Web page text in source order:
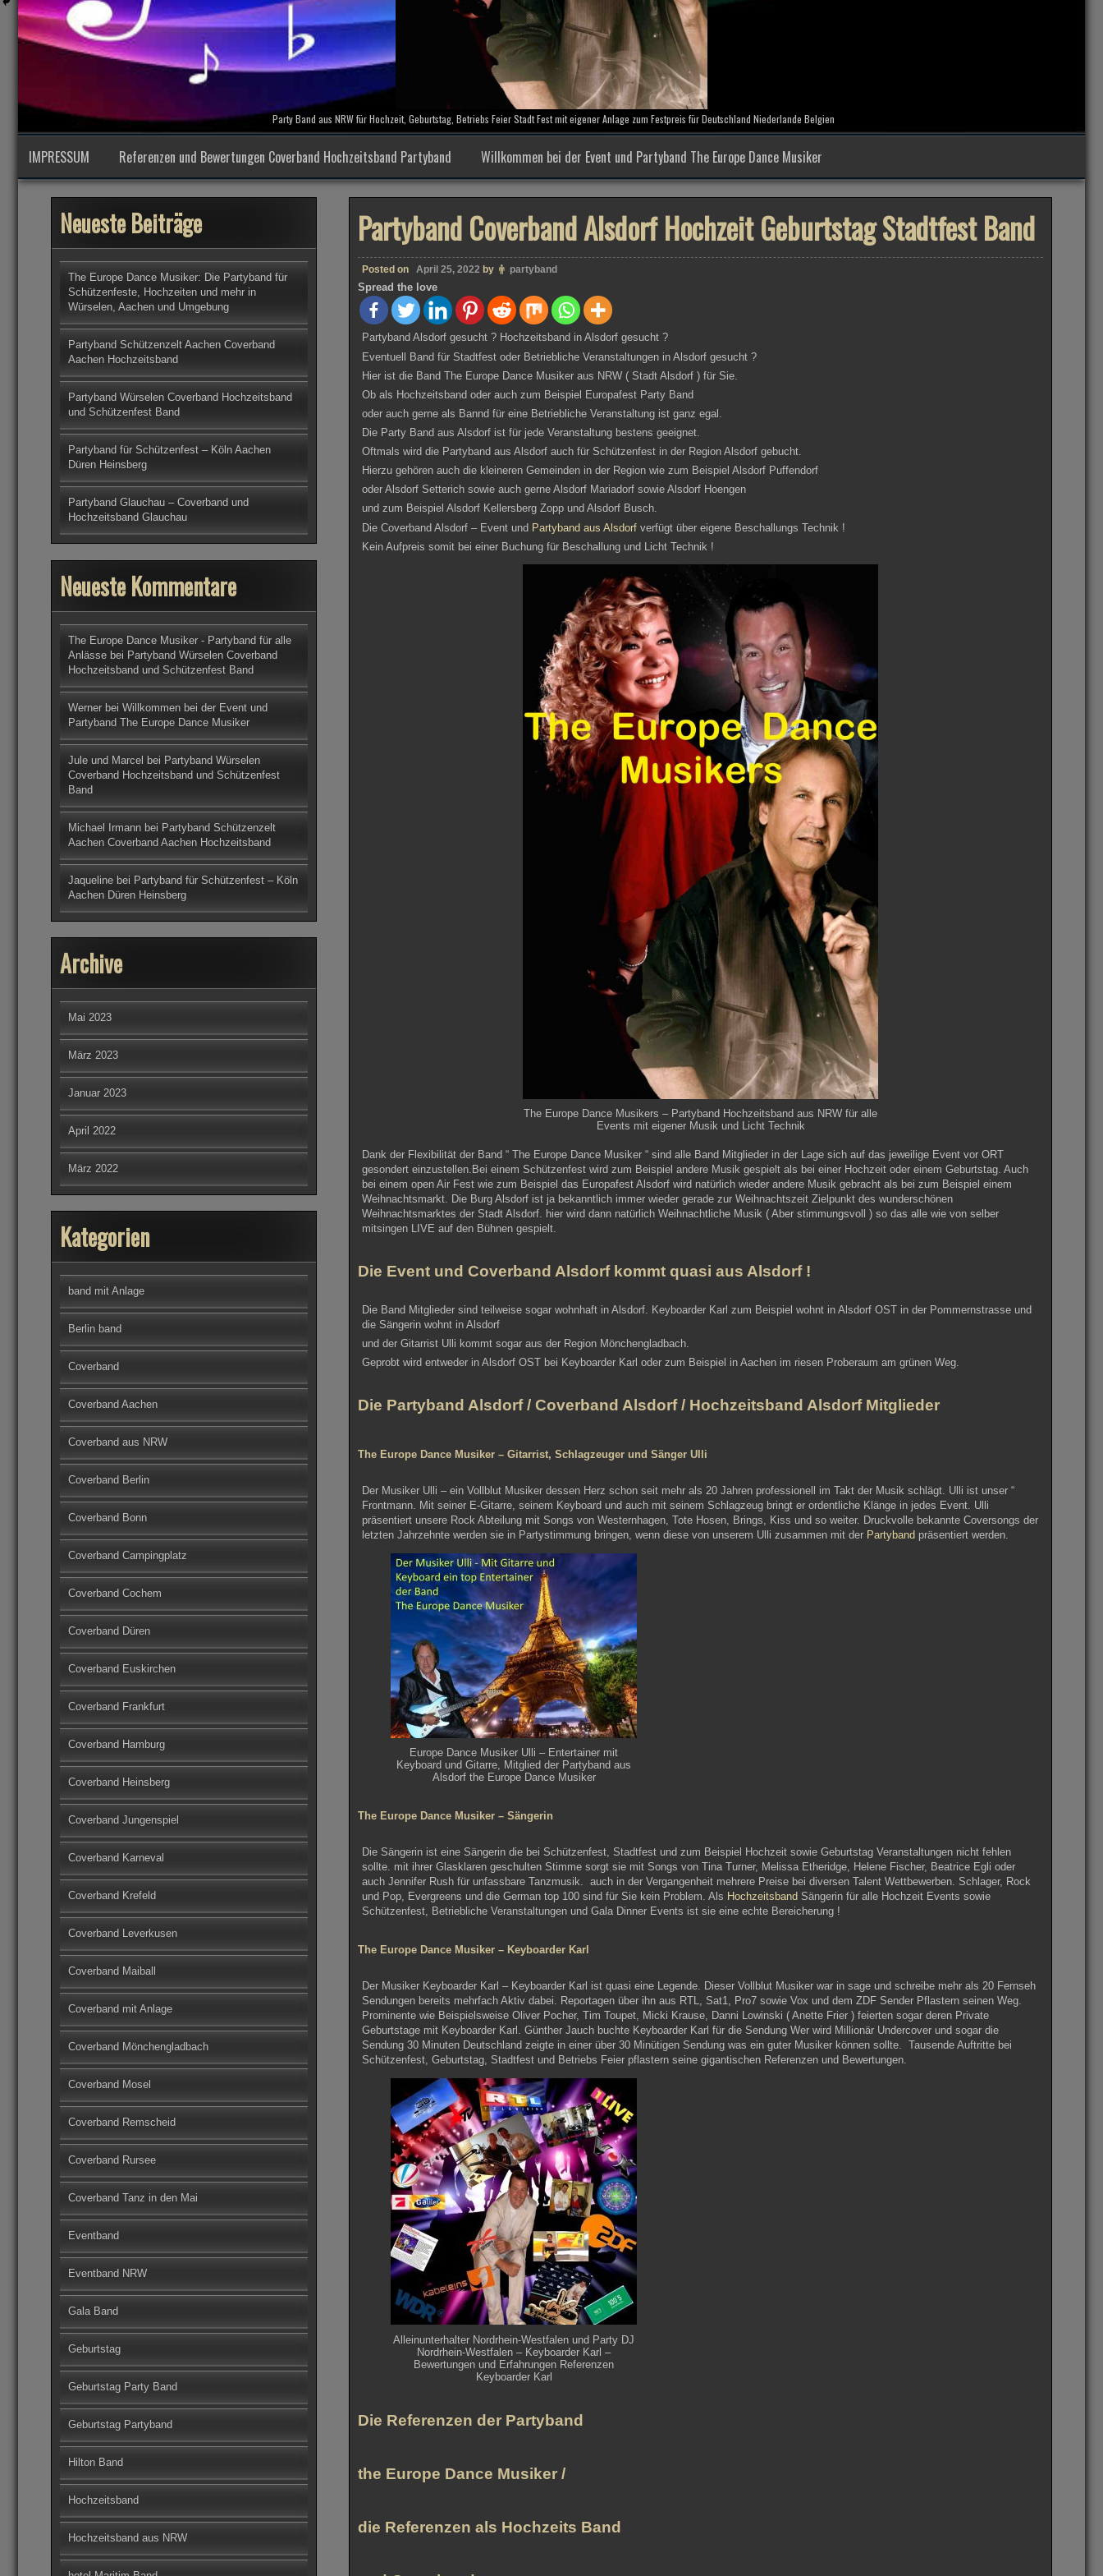
Party Band aus NRW für Hochzeit, Geburtstag, Betriebs Feier Stadt Fest mit eigener Anlage zum Festpreis für Deutschland Niederlande Belgien
IMPRESSUM Referenzen und Bewertungen Coverband Hochzeitsband Partyband Willkommen bei der Event und Partyband The Europe Dance Musiker
Partyband Coverband Alsdorf Hochzeit Geburtstag Stadtfest Band
Posted on April 25, 2022 by partyband
Spread the love
Partyband Alsdorf gesucht ? Hochzeitsband in Alsdorf gesucht ?
Eventuell Band für Stadtfest oder Betriebliche Veranstaltungen in Alsdorf gesucht ?
Hier ist die Band The Europe Dance Musiker aus NRW ( Stadt Alsdorf ) für Sie.
Ob als Hochzeitsband oder auch zum Beispiel Europafest Party Band
oder auch gerne als Bannd für eine Betriebliche Veranstaltung ist ganz egal.
Die Party Band aus Alsdorf ist für jede Veranstaltung bestens geeignet.
Oftmals wird die Partyband aus Alsdorf auch für Schützenfest in der Region Alsdorf gebucht.
Hierzu gehören auch die kleineren Gemeinden in der Region wie zum Beispiel Alsdorf Puffendorf
oder Alsdorf Setterich sowie auch gerne Alsdorf Mariadorf sowie Alsdorf Hoengen
und zum Beispiel Alsdorf Kellersberg Zopp und Alsdorf Busch.
Die Coverband Alsdorf – Event und Partyband aus Alsdorf verfügt über eigene Beschallungs Technik !
Kein Aufpreis somit bei einer Buchung für Beschallung und Licht Technik !
The Europe Dance Musikers – Partyband Hochzeitsband aus NRW für alle
Events mit eigener Musik und Licht Technik
Dank der Flexibilität der Band “ The Europe Dance Musiker “ sind alle Band Mitglieder in der Lage sich auf das jeweilige Event vor ORT
gesondert einzustellen.Bei einem Schützenfest wird zum Beispiel andere Musik gespielt als bei einer Hochzeit oder einem Geburtstag. Auch
bei einem open Air Fest wie zum Beispiel das Europafest Alsdorf wird natürlich wieder andere Musik gebracht als bei zum Beispiel einem
Weihnachtsmarkt. Die Burg Alsdorf ist ja bekanntlich immer wieder gerade zur Weihnachtszeit Zielpunkt des wunderschönen
Weihnachtsmarktes der Stadt Alsdorf. hier wird dann natürlich Weihnachtliche Musik ( Aber stimmungsvoll ) so das alle wie von selber
mitsingen LIVE auf den Bühnen gespielt.
Die Event und Coverband Alsdorf kommt quasi aus Alsdorf !
Die Band Mitglieder sind teilweise sogar wohnhaft in Alsdorf. Keyboarder Karl zum Beispiel wohnt in Alsdorf OST in der Pommernstrasse und
die Sängerin wohnt in Alsdorf
und der Gitarrist Ulli kommt sogar aus der Region Mönchengladbach.
Geprobt wird entweder in Alsdorf OST bei Keyboarder Karl oder zum Beispiel in Aachen im riesen Proberaum am grünen Weg.
Die Partyband Alsdorf / Coverband Alsdorf / Hochzeitsband Alsdorf Mitglieder
The Europe Dance Musiker – Gitarrist, Schlagzeuger und Sänger Ulli
Der Musiker Ulli – ein Vollblut Musiker dessen Herz schon seit mehr als 20 Jahren professionell im Takt der Musik schlägt. Ulli ist unser “
Frontmann. Mit seiner E-Gitarre, seinem Keyboard und auch mit seinem Schlagzeug bringt er ordentliche Klänge in jedes Event. Ulli
präsentiert unsere Rock Abteilung mit Songs von Westernhagen, Tote Hosen, Brings, Kiss und so weiter. Druckvolle bekannte Coversongs der
letzten Jahrzehnte werden sie in Partystimmung bringen, wenn diese von unserem Ulli zusammen mit der Partyband präsentiert werden.
Europe Dance Musiker Ulli – Entertainer mit
Keyboard und Gitarre, Mitglied der Partyband aus
Alsdorf the Europe Dance Musiker
The Europe Dance Musiker – Sängerin
Die Sängerin ist eine Sängerin die bei Schützenfest, Stadtfest und zum Beispiel Hochzeit sowie Geburtstag Veranstaltungen nicht fehlen
sollte. mit ihrer Glasklaren geschulten Stimme sorgt sie mit Songs von Tina Turner, Melissa Etheridge, Helene Fischer, Beatrice Egli oder
auch Jennifer Rush für unfassbare Tanzmusik. auch in der Vergangenheit mehrere Preise bei diversen Talent Wettbewerben. Schlager, Rock
und Pop, Evergreens und die German top 100 sind für Sie kein Problem. Als Hochzeitsband Sängerin für alle Hochzeit Events sowie
Schützenfest, Betriebliche Veranstaltungen und Gala Dinner Events ist sie eine echte Bereicherung !
The Europe Dance Musiker – Keyboarder Karl
Der Musiker Keyboarder Karl – Keyboarder Karl ist quasi eine Legende. Dieser Vollblut Musiker war in sage und schreibe mehr als 20 Fernseh
Sendungen bereits mehrfach Aktiv dabei. Reportagen über ihn aus RTL, Sat1, Pro7 sowie Vox und dem ZDF Sender Pflastern seinen Weg.
Prominente wie Beispielsweise Oliver Pocher, Tim Toupet, Micki Krause, Danni Lowinski ( Anette Frier ) feierten sogar deren Private
Geburtstage mit Keyboarder Karl. Günther Jauch buchte Keyboarder Karl für die Sendung Wer wird Millionär Undercover und sogar die
Sendung 30 Minuten Deutschland zeigte in einer über 30 Minütigen Sendung was ein guter Musiker können sollte. Tausende Auftritte bei
Schützenfest, Geburtstag, Stadtfest und Betriebs Feier pflastern seine gigantischen Referenzen und Bewertungen.
Alleinunterhalter Nordrhein-Westfalen und Party DJ
Nordrhein-Westfalen – Keyboarder Karl –
Bewertungen und Erfahrungen Referenzen
Keyboarder Karl
Die Referenzen der Partyband
the Europe Dance Musiker /
die Referenzen als Hochzeits Band
Neueste Beiträge
The Europe Dance Musiker: Die Partyband für
Schützenfeste, Hochzeiten und mehr in
Würselen, Aachen und Umgebung
Partyband Schützenzelt Aachen Coverband
Aachen Hochzeitsband
Partyband Würselen Coverband Hochzeitsband
und Schützenfest Band
Partyband für Schützenfest – Köln Aachen
Düren Heinsberg
Partyband Glauchau – Coverband und
Hochzeitsband Glauchau
Neueste Kommentare
The Europe Dance Musiker - Partyband für alle
Anlässe bei Partyband Würselen Coverband
Hochzeitsband und Schützenfest Band
Werner bei Willkommen bei der Event und
Partyband The Europe Dance Musiker
Jule und Marcel bei Partyband Würselen
Coverband Hochzeitsband und Schützenfest
Band
Michael Irmann bei Partyband Schützenzelt
Aachen Coverband Aachen Hochzeitsband
Jaqueline bei Partyband für Schützenfest – Köln
Aachen Düren Heinsberg
Archive
Mai 2023
März 2023
Januar 2023
April 2022
März 2022
Kategorien
band mit Anlage
Berlin band
Coverband
Coverband Aachen
Coverband aus NRW
Coverband Berlin
Coverband Bonn
Coverband Campingplatz
Coverband Cochem
Coverband Düren
Coverband Euskirchen
Coverband Frankfurt
Coverband Hamburg
Coverband Heinsberg
Coverband Jungenspiel
Coverband Karneval
Coverband Krefeld
Coverband Leverkusen
Coverband Maiball
Coverband mit Anlage
Coverband Mönchengladbach
Coverband Mosel
Coverband Remscheid
Coverband Rursee
Coverband Tanz in den Mai
Eventband
Eventband NRW
Gala Band
Geburtstag
Geburtstag Party Band
Geburtstag Partyband
Hilton Band
Hochzeitsband
Hochzeitsband aus NRW